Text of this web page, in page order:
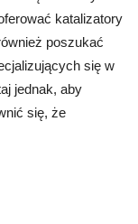
katalizatory
poszukać
się w
jednak, aby
się, że